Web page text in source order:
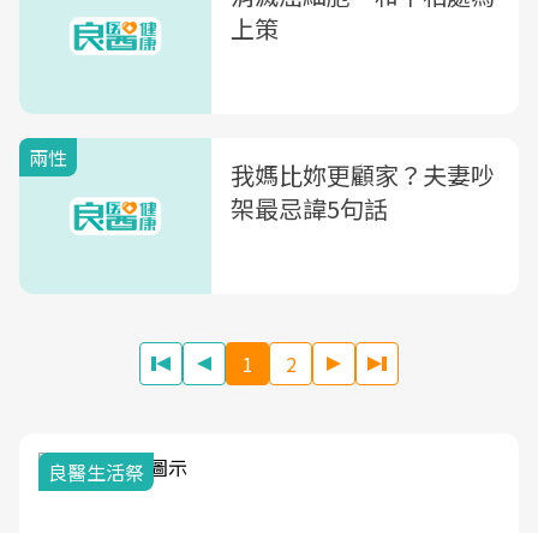
上策
兩性
我媽比妳更顧家？夫妻吵
架最忌諱5句話
1 2
良醫生活祭